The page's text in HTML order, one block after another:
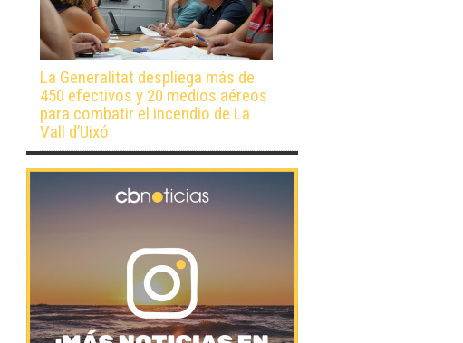
La Generalitat despliega más de
450 efectivos y 20 medios aéreos
para combatir el incendio de La
Vall d’Uixó